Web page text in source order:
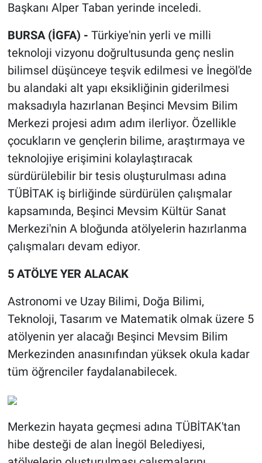
Başkanı Alper Taban yerinde inceledi.
BURSA (İGFA) - Türkiye'nin yerli ve milli
teknoloji vizyonu doğrultusunda genç neslin
bilimsel düşünceye teşvik edilmesi ve İnegöl'de
bu alandaki alt yapı eksikliğinin giderilmesi
maksadıyla hazırlanan Beşinci Mevsim Bilim
Merkezi projesi adım adım ilerliyor. Özellikle
çocukların ve gençlerin bilime, araştırmaya ve
teknolojiye erişimini kolaylaştıracak
sürdürülebilir bir tesis oluşturulması adına
TÜBİTAK iş birliğinde sürdürülen çalışmalar
kapsamında, Beşinci Mevsim Kültür Sanat
Merkezi'nin A bloğunda atölyelerin hazırlanma
çalışmaları devam ediyor.
5 ATÖLYE YER ALACAK
Astronomi ve Uzay Bilimi, Doğa Bilimi,
Teknoloji, Tasarım ve Matematik olmak üzere 5
atölyenin yer alacağı Beşinci Mevsim Bilim
Merkezinden anasınıfından yüksek okula kadar
tüm öğrenciler faydalanabilecek.
Merkezin hayata geçmesi adına TÜBİTAK'tan
hibe desteği de alan İnegöl Belediyesi,